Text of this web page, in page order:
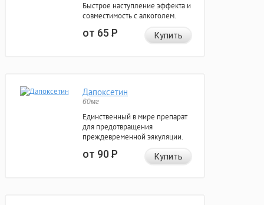
Быстрое наступление эффекта и
совместимость с алкоголем.
от 65Р Купить
Дапоксетин
60мг
Единственный в мире препарат
для предотвращения
преждевременной эякуляции.
от 90Р Купить